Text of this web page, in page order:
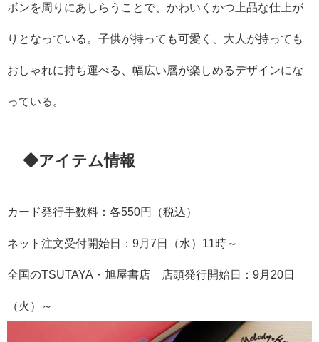
ボンを周りにあしらうことで、かわいくかつ上品な仕上が
りとなっている。子供が持っても可愛く、大人が持っても
おしゃれに持ち運べる、幅広い層が楽しめるデザインにな
っている。
◆アイテム情報
カード発行手数料：各550円（税込）
ネット注文受付開始日：9月7日（水）11時～
全国のTSUTAYA・旭屋書店 店頭発行開始日：9月20日
（火）～